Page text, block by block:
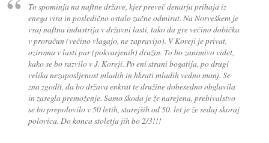
To spominja na naftne države, kjer preveč denarja prihaja iz
enega vira in posledično ostalo začne odmirat. Na Norveškem je
vsaj naftna industrija v državni lasti, tako da gre večino dobička
v proračun (večino vlagajo, ne zapravijo). V Koreji je privat,
oziroma v lasti par (pokvarjenih) družin. To bo zanimivo videt,
kako se bo razvilo v J. Koreji. Po eni strani bogatija, po drugi
velika nezaposljenost mladih in hkrati mladih vedno manj. Se
zna zgodit, da bo država enkrat te družine dobesedno obglavila
in zasegla premoženje. Samo škoda je že narejena, prebivalstvo
se bo prepolovilo v 50 letih, starejših od 50. let je že sedaj skoraj
polovica. Do konca stoletja jih bo 2/3!!!